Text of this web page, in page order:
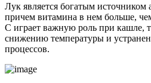
Лук является богатым источником
причем витамина в нем больше,
С играет важную роль при кашле,
снижению температуры и
процессов.